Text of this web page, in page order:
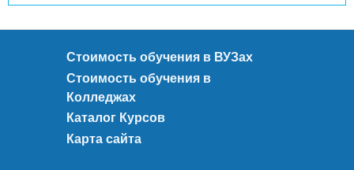
Стоимость обучения в ВУЗах
Стоимость обучения в
Колледжах
Каталог Курсов
Карта сайта